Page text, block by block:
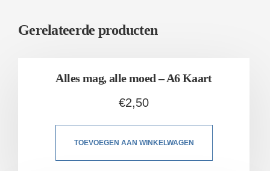
Gerelateerde producten
Alles mag, alle moed – A6 Kaart
€2,50
TOEVOEGEN AAN WINKELWAGEN